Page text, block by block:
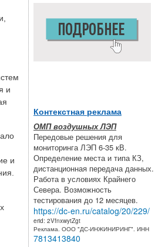
и
и
Контекстная реклама
ОМП воздушных ЛЭП
Передовые решения для
мониторинга ЛЭП 6-35 кВ.
Определение места и типа КЗ,
дистанционная передача данных.
Работа в условиях Крайнего
Севера. Возможность
тестирования до 12 месяцев.
https://dc-en.ru/catalog/20/229/
erid: 2VfnxwytZgt
Реклама. ООО "ДС-ИНЖИНИРИНГ". ИНН
7813413840